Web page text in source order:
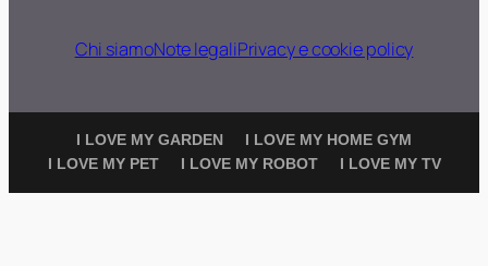
Chi siamoNote legaliPrivacy e cookie policy
I LOVE MY GARDEN
I LOVE MY HOME GYM
I LOVE MY PET
I LOVE MY ROBOT I LOVE MY TV